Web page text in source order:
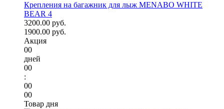
Крепления на багажник для лыж MENABO WHITE
BEAR 4
3200.00 руб.
1900.00 руб.
Акция
00
дней
00
:
00
00
Товар дня